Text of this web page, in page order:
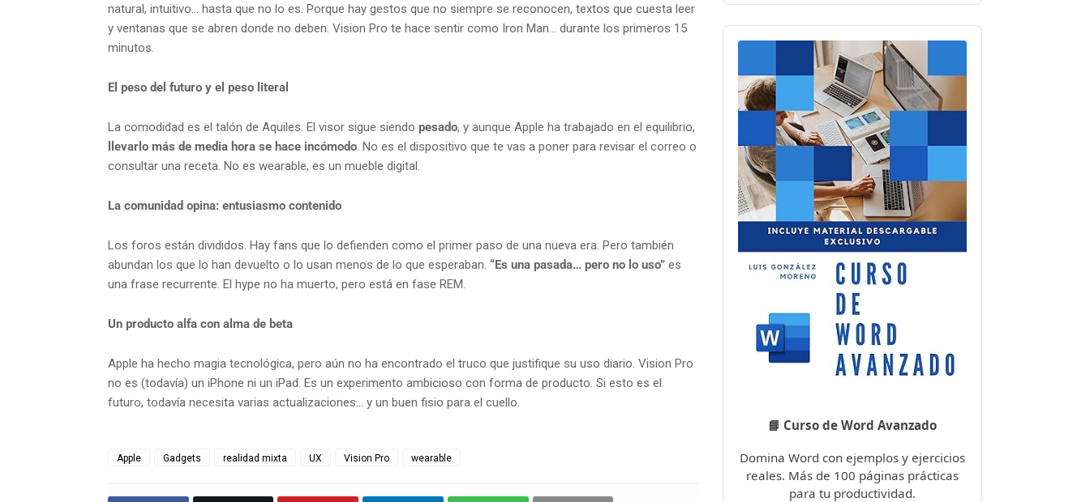
natural, intuitivo… hasta que no lo es. Porque hay gestos que no siempre se reconocen, textos que cuesta leer
y ventanas que se abren donde no deben. Vision Pro te hace sentir como Iron Man... durante los primeros 15
minutos.
El peso del futuro y el peso literal
La comodidad es el talón de Aquiles. El visor sigue siendo pesado, y aunque Apple ha trabajado en el equilibrio,
llevarlo más de media hora se hace incómodo. No es el dispositivo que te vas a poner para revisar el correo o
consultar una receta. No es wearable, es un mueble digital.
La comunidad opina: entusiasmo contenido
Los foros están divididos. Hay fans que lo defienden como el primer paso de una nueva era. Pero también
abundan los que lo han devuelto o lo usan menos de lo que esperaban. “Es una pasada… pero no lo uso” es
una frase recurrente. El hype no ha muerto, pero está en fase REM.
Un producto alfa con alma de beta
Apple ha hecho magia tecnológica, pero aún no ha encontrado el truco que justifique su uso diario. Vision Pro
no es (todavía) un iPhone ni un iPad. Es un experimento ambicioso con forma de producto. Si esto es el
futuro, todavía necesita varias actualizaciones... y un buen fisio para el cuello.
Apple Gadgets realidad mixta UX Vision Pro wearable
📘 Curso de Word Avanzado
Domina Word con ejemplos y ejercicios
reales. Más de 100 páginas prácticas
para tu productividad.